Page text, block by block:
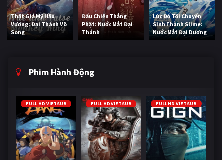
Thật Giả Mỹ Hầu
Vương: Đại Thánh Vô
Song
Đấu Chiến Thắng
Phật: Nước Mắt Đại
Thánh
Lúc Đó Tôi Chuyển
Sinh Thành Slime:
Nước Mắt Đại Dương
Phim Hành Động
FULL HD VIETSUB FULL HD VIETSUB FULL HD VIETSUB